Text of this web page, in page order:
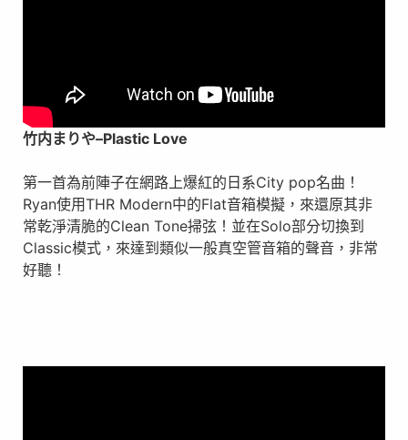
竹内まりや–Plastic Love
第一首為前陣子在網路上爆紅的日系City pop名曲！
Ryan使用THR Modern中的Flat音箱模擬，來還原其非
常乾淨清脆的Clean Tone掃弦！並在Solo部分切換到
Classic模式，來達到類似一般真空管音箱的聲音，非常
好聽！